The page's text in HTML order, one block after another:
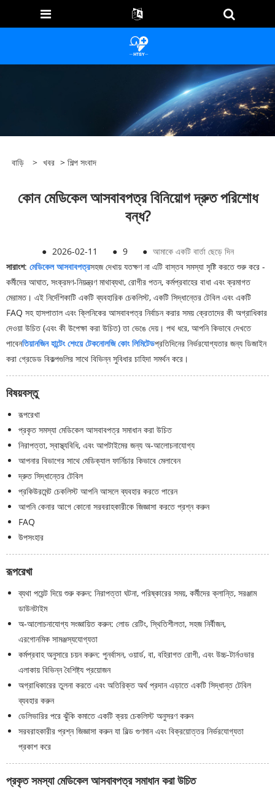
বাড়ি > খবর > শিল্প সংবাদ
কোন মেডিকেল আসবাবপত্র বিনিয়োগ দ্রুত পরিশোধ
বন্ধ?
● 2026-02-11 ● 9 ● আমাকে একটি বার্তা ছেড়ে দিন
সারাংশ: মেডিকেল আসবাবপত্রসহজ দেখায় যতক্ষণ না এটি বাস্তব সমস্যা সৃষ্টি করতে শুরু করে -
কর্মীদের আঘাত, সংক্রমণ-নিয়ন্ত্রণ মাথাব্যথা, রোগীর পতন, কর্মপ্রবাহের বাধা এবং ক্রমাগত
মেরামত। এই নির্দেশিকাটি একটি ব্যবহারিক চেকলিস্ট, একটি সিদ্ধান্তের টেবিল এবং একটি
FAQ সহ হাসপাতাল এবং ক্লিনিকের আসবাবপত্র নির্বাচন করার সময় ক্রেতাদের কী অগ্রাধিকার
দেওয়া উচিত (এবং কী উপেক্ষা করা উচিত) তা ভেঙে দেয়। পথ ধরে, আপনি কিভাবে দেখতে
পাবেনতিয়ানজিন হান্টেং শেংয়ে টেকনোলজি কোং লিমিটেডপ্রতিদিনের নির্ভরযোগ্যতার জন্য ডিজাইন
করা গ্রেডেড বিকল্পগুলির সাথে বিভিন্ন সুবিধার চাহিদা সমর্থন করে।
বিষয়বস্তু
রূপরেখা
প্রকৃত সমস্যা মেডিকেল আসবাবপত্র সমাধান করা উচিত
নিরাপত্তা, স্বাস্থ্যবিধি, এবং আপটাইমের জন্য অ-আলোচনাযোগ্য
আপনার বিভাগের সাথে মেডিক্যাল ফার্নিচার কিভাবে মেলাবেন
দ্রুত সিদ্ধান্তের টেবিল
প্রকিউরমেন্ট চেকলিস্ট আপনি আসলে ব্যবহার করতে পারেন
আপনি কেনার আগে কোনো সরবরাহকারীকে জিজ্ঞাসা করতে প্রশ্ন করুন
FAQ
উপসংহার
রূপরেখা
ব্যথা পয়েন্ট দিয়ে শুরু করুন: নিরাপত্তা ঘটনা, পরিষ্কারের সময়, কর্মীদের ক্লান্তি, সরঞ্জাম
ডাউনটাইম
অ-আলোচনাযোগ্য সংজ্ঞায়িত করুন: লোড রেটিং, স্থিতিশীলতা, সহজ নির্বীজন,
এরগোনমিক সামঞ্জস্যযোগ্যতা
কর্মপ্রবাহ অনুসারে চয়ন করুন: পুনর্বাসন, ওয়ার্ড, বা, বহিরাগত রোগী, এবং উচ্চ-টার্নওভার
এলাকায় বিভিন্ন বৈশিষ্ট্য প্রয়োজন
অগ্রাধিকারের তুলনা করতে এবং অতিরিক্ত অর্থ প্রদান এড়াতে একটি সিদ্ধান্ত টেবিল
ব্যবহার করুন
ডেলিভারির পরে ঝুঁকি কমাতে একটি ক্রয় চেকলিস্ট অনুসরণ করুন
সরবরাহকারীর প্রশ্ন জিজ্ঞাসা করুন যা বিল্ড গুণমান এবং বিক্রয়োত্তর নির্ভরযোগ্যতা
প্রকাশ করে
প্রকৃত সমস্যা মেডিকেল আসবাবপত্র সমাধান করা উচিত